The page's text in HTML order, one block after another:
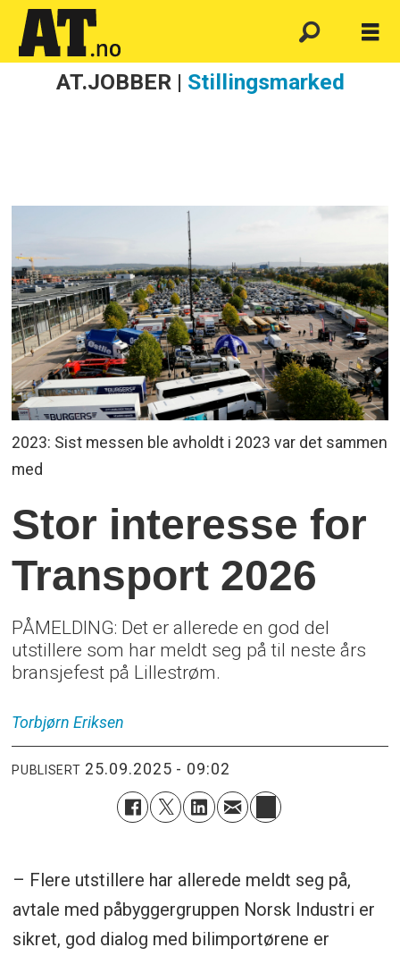
AT.JOBBER | Stillingsmarked
2023: Sist messen ble avholdt i 2023 var det sammen
med
Stor interesse for
Transport 2026
PÅMELDING: Det er allerede en god del
utstillere som har meldt seg på til neste års
bransjefest på Lillestrøm.
Torbjørn Eriksen
PUBLISERT 25.09.2025 - 09:02
– Flere utstillere har allerede meldt seg på,
avtale med påbyggergruppen Norsk Industri er
sikret, god dialog med bilimportørene er